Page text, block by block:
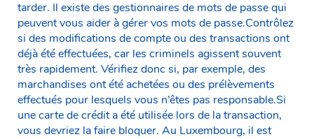
tarder. Il existe des gestionnaires de mots de passe qui
peuvent vous aider à gérer vos mots de passe.Contrôlez
si des modifications de compte ou des transactions ont
déjà été effectuées, car les criminels agissent souvent
très rapidement. Vérifiez donc si, par exemple, des
marchandises ont été achetées ou des prélèvements
effectués pour lesquels vous n’êtes pas responsable.Si
une carte de crédit a été utilisée lors de la transaction,
vous devriez la faire bloquer. Au Luxembourg, il est